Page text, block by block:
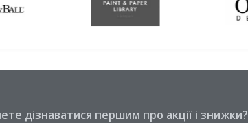
дізнаватися першим про акції і знижки?